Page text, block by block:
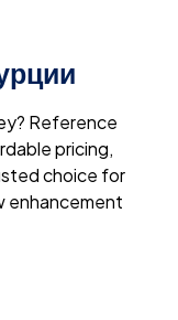
Reference
pricing,
choice for
enhancement